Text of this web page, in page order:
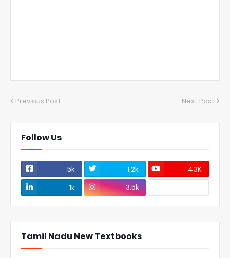
Previous Post Next Post
Follow Us
5k 1.2k
43K
1k
3.5k
Tamil Nadu New Textbooks